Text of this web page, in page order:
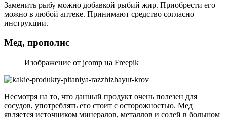
Заменить рыбу можно добавкой рыбий жир. Приобрести его
можно в любой аптеке. Принимают средство согласно
инструкции.
Мед, прополис
Изображение от jcomp на Freepik
Несмотря на то, что данный продукт очень полезен для
сосудов, употреблять его стоит с осторожностью. Мед
является источником минералов, металлов и солей в большом